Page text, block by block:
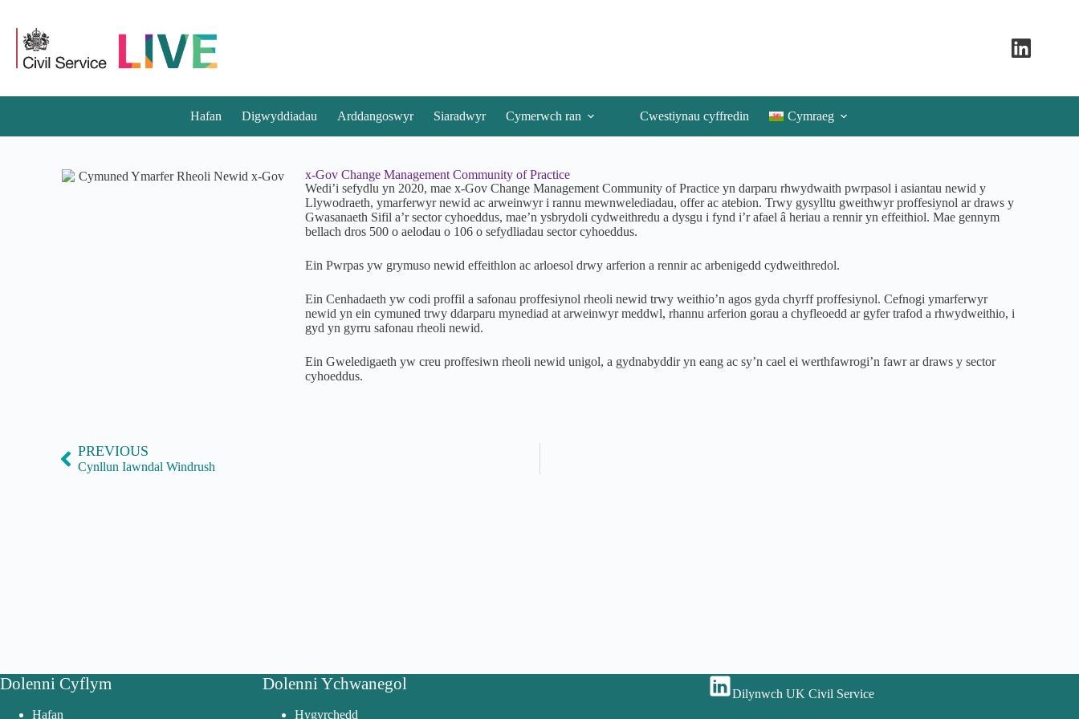
Hafan Digwyddiadau Arddangoswyr Siaradwyr Cymerwch ran Cwestiynau cyffredin Cymraeg
x-Gov Change Management Community of Practice
Wedi’i sefydlu yn 2020, mae x-Gov Change Management Community of Practice yn darparu rhwydwaith pwrpasol i asiantau newid y
Llywodraeth, ymarferwyr newid ac arweinwyr i rannu mewnwelediadau, offer ac atebion. Trwy gysylltu gweithwyr proffesiynol ar draws y
Gwasanaeth Sifil a’r sector cyhoeddus, mae’n ysbrydoli cydweithredu a dysgu i fynd i’r afael â heriau a rennir yn effeithiol. Mae gennym
bellach dros 500 o aelodau o 106 o sefydliadau sector cyhoeddus.
Ein Pwrpas yw grymuso newid effeithlon ac arloesol drwy arferion a rennir ac arbenigedd cydweithredol.
Ein Cenhadaeth yw codi proffil a safonau proffesiynol rheoli newid trwy weithio’n agos gyda chyrff proffesiynol. Cefnogi ymarferwyr
newid yn ein cymuned trwy ddarparu mynediad at arweinwyr meddwl, rhannu arferion gorau a chyfleoedd ar gyfer trafod a rhwydweithio, i
gyd yn gyrru safonau rheoli newid.
Ein Gweledigaeth yw creu proffesiwn rheoli newid unigol, a gydnabyddir yn eang ac sy’n cael ei werthfawrogi’n fawr ar draws y sector
cyhoeddus.
PREVIOUS
Cynllun Iawndal Windrush
Dolenni Cyflym
Hafan
Dolenni Ychwanegol
Hygyrchedd
Dilynwch UK Civil Service